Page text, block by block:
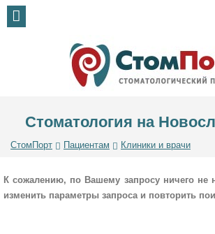
Стоматология на
СтомПорт Пациентам Клиники и врачи
К сожалению, по Вашему запросу ничего не
изменить параметры запроса и повторить